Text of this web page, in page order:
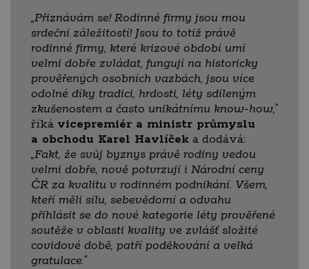
„Přiznávám se! Rodinné firmy jsou mou
srdeční záležitostí! Jsou to totiž právě
rodinné firmy, které krizové období umí
velmi dobře zvládat, fungují na historicky
prověřených osobních vazbách, jsou více
odolné díky tradici, hrdosti, léty sdíleným
zkušenostem a často unikátnímu know-how,“
říká vicepremiér a ministr průmyslu
a obchodu Karel Havlíček a dodává:
„Fakt, že svůj byznys právě rodiny vedou
velmi dobře, nově potvrzují i Národní ceny
ČR za kvalitu v rodinném podnikání. Všem,
kteří měli sílu, sebevědomí a odvahu
přihlásit se do nové kategorie léty prověřené
soutěže v oblasti kvality ve zvlášť složité
covidové době, patří poděkování a velká
gratulace.“